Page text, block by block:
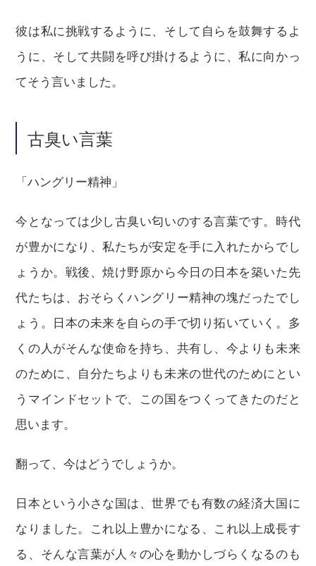
彼は私に挑戦するように、そして自らを鼓舞するよ
うに、そして共闘を呼び掛けるように、私に向かっ
てそう言いました。
古臭い言葉
「ハングリー精神」
今となっては少し古臭い匂いのする言葉です。時代
が豊かになり、私たちが安定を手に入れたからでし
ょうか。戦後、焼け野原から今日の日本を築いた先
代たちは、おそらくハングリー精神の塊だったでし
ょう。日本の未来を自らの手で切り拓いていく。多
くの人がそんな使命を持ち、共有し、今よりも未来
のために、自分たちよりも未来の世代のためにとい
うマインドセットで、この国をつくってきたのだと
思います。
翻って、今はどうでしょうか。
日本という小さな国は、世界でも有数の経済大国に
なりました。これ以上豊かになる、これ以上成長す
る、そんな言葉が人々の心を動かしづらくなるのも